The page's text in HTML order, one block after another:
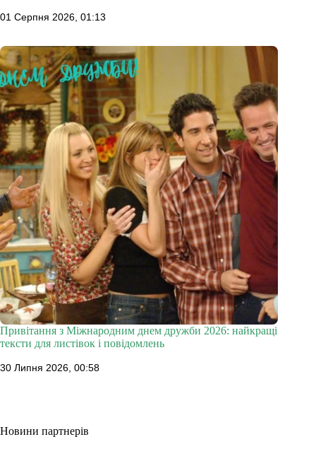
01 Серпня 2026, 01:13
Привітання з Міжнародним днем дружби 2026: найкращі
тексти для листівок і повідомлень
30 Липня 2026, 00:58
Новини партнерів